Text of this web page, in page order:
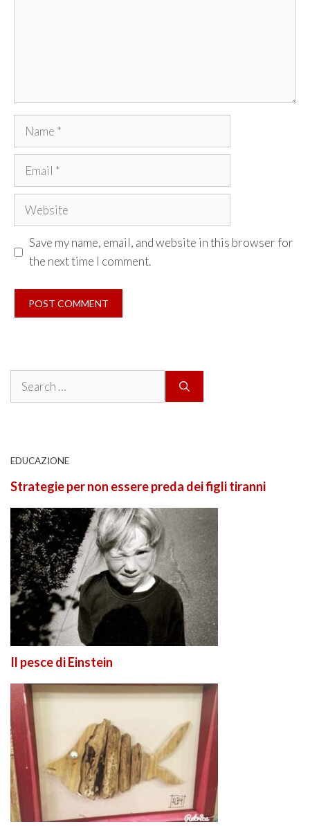
Name
Email
Website
Save my name, email, and website in this browser for
the next time I comment.
Search
EDUCAZIONE
Strategie per non essere preda dei figli tiranni
Il pesce di Einstein